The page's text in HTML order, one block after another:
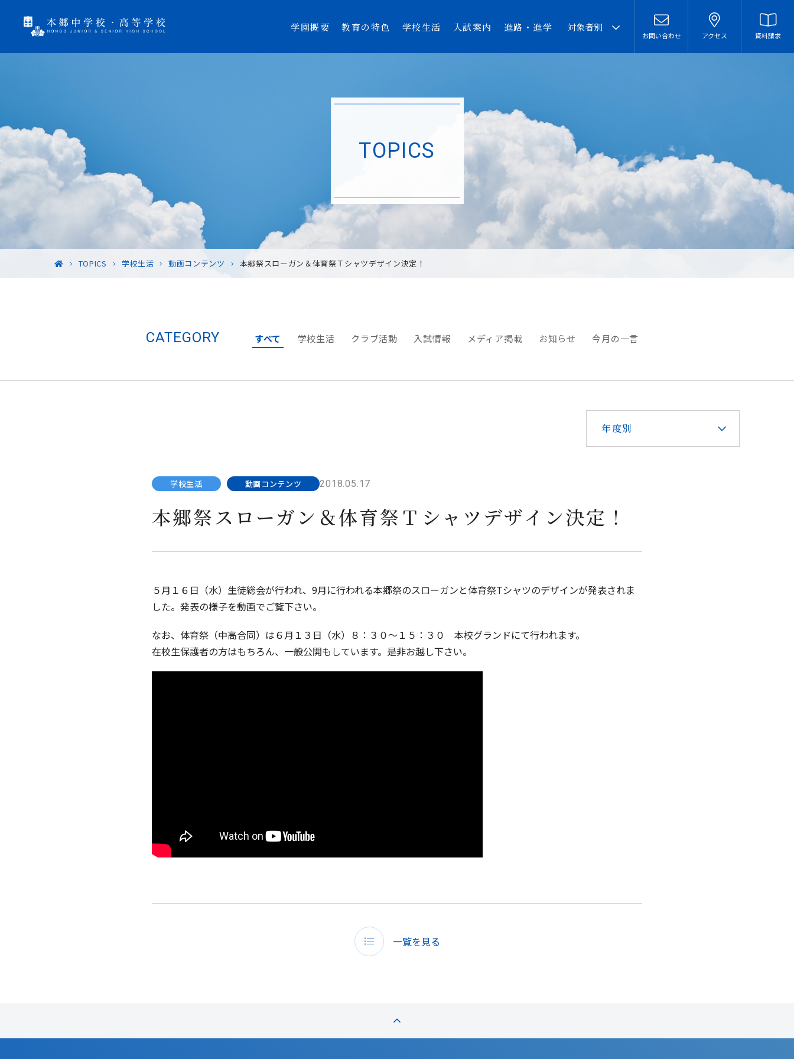
学園概要 教育の特色 学校生活 入試案内 進路・進学 対象者別
在校生・保護者の皆様へ
本校での勤務を希望される
方へ
お問い合わせ アクセス 資料請求
TOPICS
TOPICS 学校生活 動画コンテンツ 本郷祭スローガン＆体育祭Ｔシャツデザイン決定！
CATEGORY すべて 学校生活 クラブ活動 入試情報 メディア掲載 お知らせ 今月の一言
年度別
学校生活 動画コンテンツ 2018.05.17
本郷祭スローガン＆体育祭Ｔシャツデザイン決定！
５月１６日（水）生徒総会が行われ、9月に行われる本郷祭のスローガンと体育祭Tシャツのデザインが発表されま
した。発表の様子を動画でご覧下さい。
なお、体育祭（中高合同）は６月１３日（水）８：３０～１５：３０ 本校グランドにて行われます。
在校生保護者の方はもちろん、一般公開もしています。是非お越し下さい。
一覧を見る